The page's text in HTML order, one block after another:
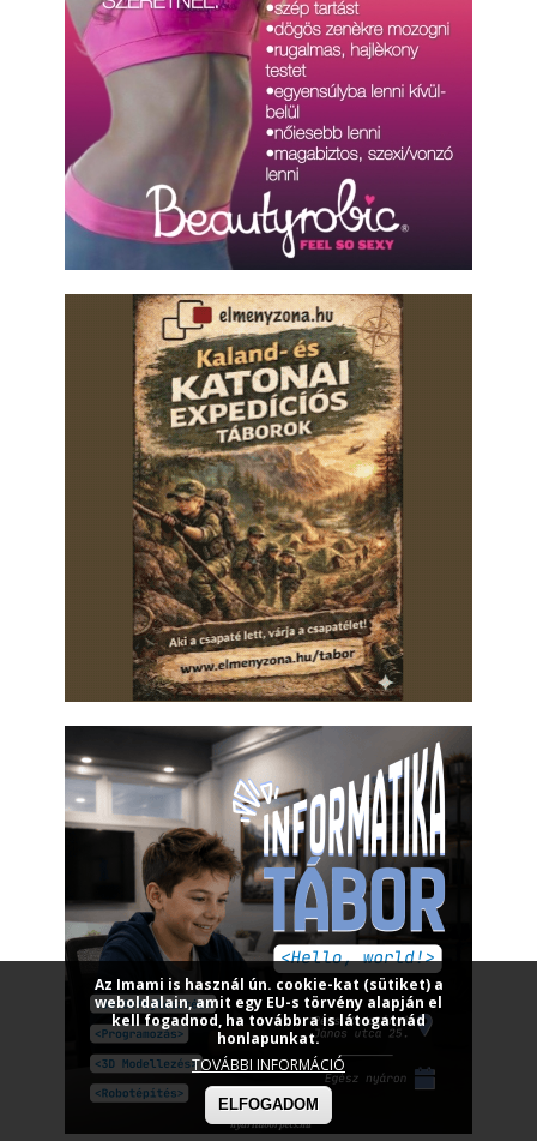
Az Imami is használ ún. cookie-kat (sütiket) a
weboldalain, amit egy EU-s törvény alapján el
kell fogadnod, ha továbbra is látogatnád
honlapunkat.
TOVÁBBI INFORMÁCIÓ
ELFOGADOM